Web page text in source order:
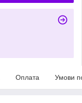
Оплата Умови